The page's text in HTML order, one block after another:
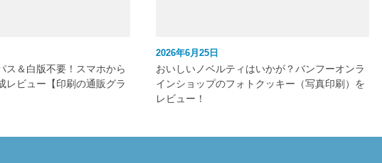
ス＆白版不要！スマホから
レビュー【印刷の通販グラ
2026年6月25日
おいしいノベルティはいかが？バンフーオンラ
インショップのフォトクッキー（写真印刷）を
レビュー！